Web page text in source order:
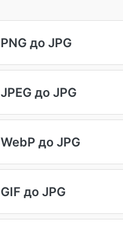
PNG до JPG
JPEG до JPG
WebP до JPG
GIF до JPG